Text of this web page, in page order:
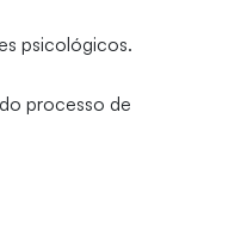
psicológicos.
processo de